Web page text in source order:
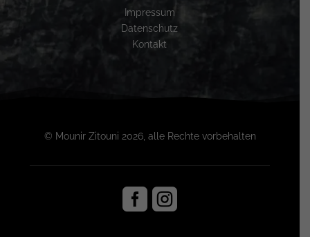
Impressum
Datenschutz
Kontakt
© Mounir Zitouni 2026, alle Rechte vorbehalten
 